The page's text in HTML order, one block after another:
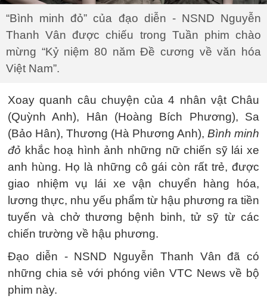
“Bình minh đỏ” của đạo diễn - NSND Nguyễn
Thanh Vân được chiếu trong Tuần phim chào
mừng “Kỷ niệm 80 năm Đề cương về văn hóa
Việt Nam”.
Xoay quanh câu chuyện của 4 nhân vật Châu
(Quỳnh Anh), Hân (Hoàng Bích Phương), Sa
(Bảo Hân), Thương (Hà Phương Anh), Bình minh
đỏ khắc hoạ hình ảnh những nữ chiến sỹ lái xe
anh hùng. Họ là những cô gái còn rất trẻ, được
giao nhiệm vụ lái xe vận chuyển hàng hóa,
lương thực, nhu yếu phẩm từ hậu phương ra tiền
tuyến và chở thương bệnh binh, tử sỹ từ các
chiến trường về hậu phương.
Đạo diễn - NSND Nguyễn Thanh Vân đã có
những chia sẻ với phóng viên VTC News về bộ
phim này.